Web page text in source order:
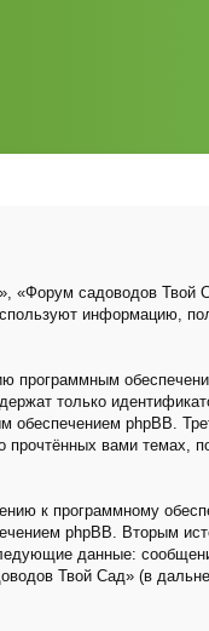
«Форум садоводов Твой
информацию,
программным
только
phpBB.
вами темах,
к программному
phpBB. Вторым
данные:
Твой Сад» (в